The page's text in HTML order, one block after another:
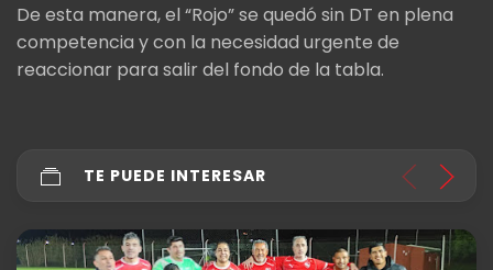
De esta manera, el “Rojo” se quedó sin DT en plena
competencia y con la necesidad urgente de
reaccionar para salir del fondo de la tabla.
TE PUEDE INTERESAR